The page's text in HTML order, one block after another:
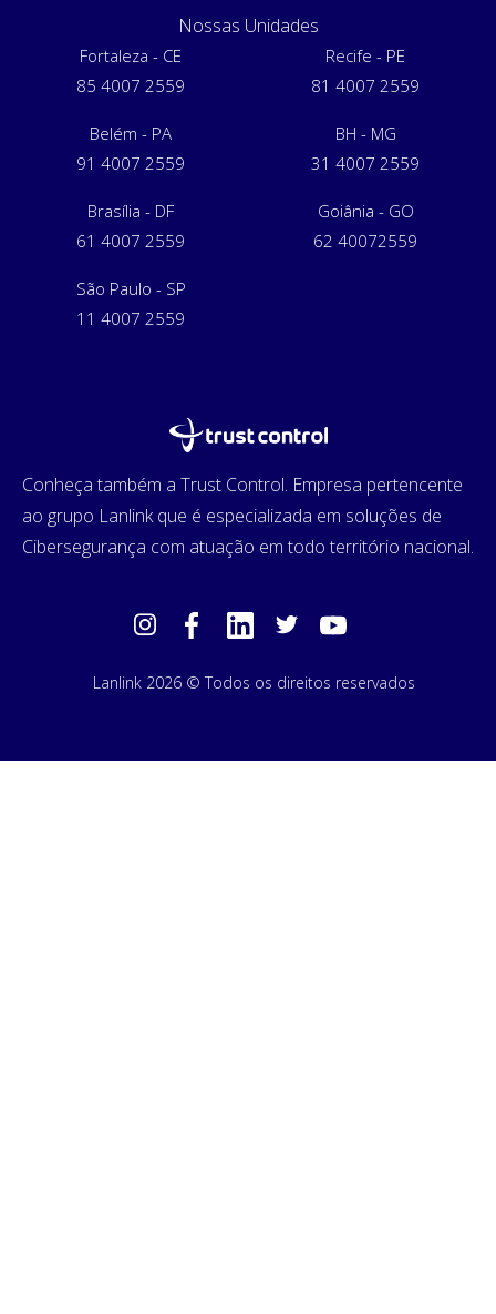
Nossas Unidades
Fortaleza - CE
85 4007 2559
Recife - PE
81 4007 2559
Belém - PA
91 4007 2559
BH - MG
31 4007 2559
Brasília - DF
61 4007 2559
Goiânia - GO
62 40072559
São Paulo - SP
11 4007 2559
Conheça também a Trust Control. Empresa pertencente
ao grupo Lanlink que é especializada em soluções de
Cibersegurança com atuação em todo território nacional.
Lanlink 2026 © Todos os direitos reservados